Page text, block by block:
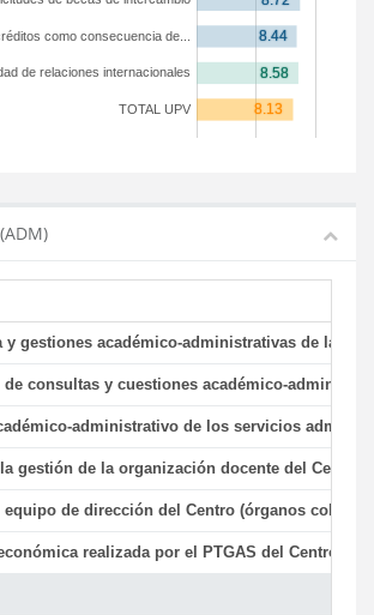
TOTAL UPV
de relaciones internacionales
como consecuencia de...
y gestiones académico-administrativas de la
consultas y cuestiones académico-
administrativo de los servicios
gestión de la organización docente del Centro
equipo de dirección del Centro (órganos
realizada por el PTGAS del Centro